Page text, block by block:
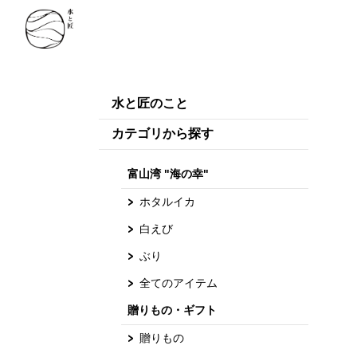
水と匠のこと
カテゴリから探す
富山湾 "海の幸"
ホタルイカ
白えび
ぶり
全てのアイテム
贈りもの・ギフト
贈りもの